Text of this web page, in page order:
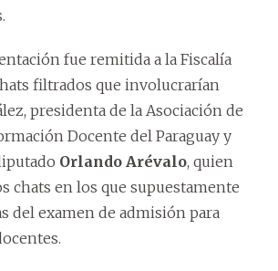
fue remitida a la Fiscalía
filtrados que involucrarían
presidenta de la Asociación de
Docente del Paraguay y
Orlando Arévalo, quien
chats en los que supuestamente
del examen de admisión para